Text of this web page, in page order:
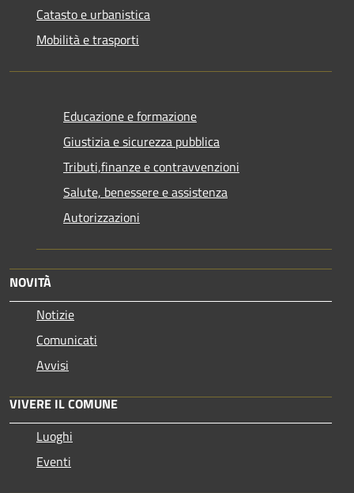
Catasto e urbanistica
Mobilità e trasporti
Educazione e formazione
Giustizia e sicurezza pubblica
Tributi,finanze e contravvenzioni
Salute, benessere e assistenza
Autorizzazioni
NOVITÀ
Notizie
Comunicati
Avvisi
VIVERE IL COMUNE
Luoghi
Eventi